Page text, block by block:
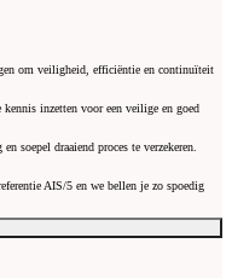
om veiligheid, efficiëntie en continuïteit
inzetten voor een veilige en goed
soepel draaiend proces te verzekeren.
AIS/5 en we bellen je zo spoedig